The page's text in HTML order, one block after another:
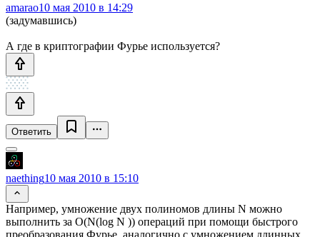
amarao10 мая 2010 в 14:29
(задумавшись)
А где в криптографии Фурье используется?
Ответить
naething10 мая 2010 в 15:10
Например, умножение двух полиномов длины N можно
выполнить за O(N(log N )) операций при помощи быстрого
преобразования Фурье, аналогично с умножением длинных